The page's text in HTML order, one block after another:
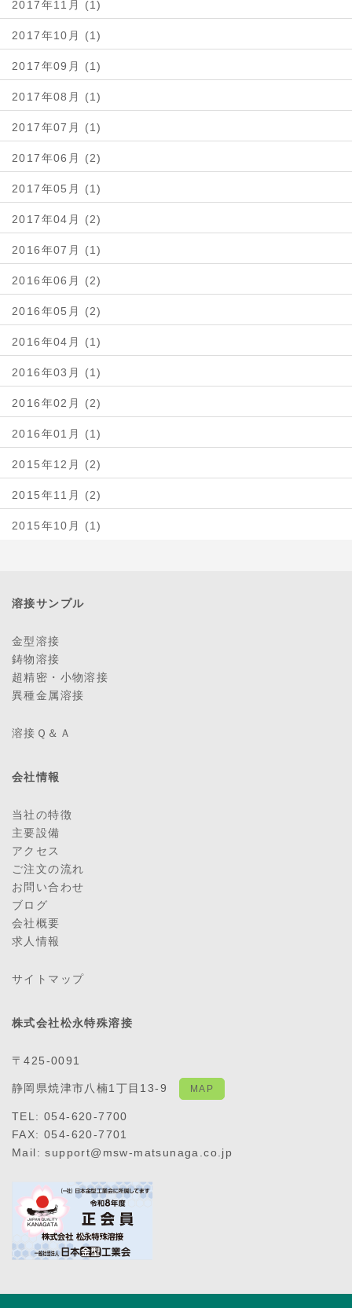
2017年11月 (1)
2017年10月 (1)
2017年09月 (1)
2017年08月 (1)
2017年07月 (1)
2017年06月 (2)
2017年05月 (1)
2017年04月 (2)
2016年07月 (1)
2016年06月 (2)
2016年05月 (2)
2016年04月 (1)
2016年03月 (1)
2016年02月 (2)
2016年01月 (1)
2015年12月 (2)
2015年11月 (2)
2015年10月 (1)
溶接サンプル
金型溶接
鋳物溶接
超精密・小物溶接
異種金属溶接
溶接Ｑ＆Ａ
会社情報
当社の特徴
主要設備
アクセス
ご注文の流れ
お問い合わせ
ブログ
会社概要
求人情報
サイトマップ
株式会社松永特殊溶接
〒425-0091
静岡県焼津市八楠1丁目13-9 MAP
TEL: 054-620-7700
FAX: 054-620-7701
Mail: support@msw-matsunaga.co.jp